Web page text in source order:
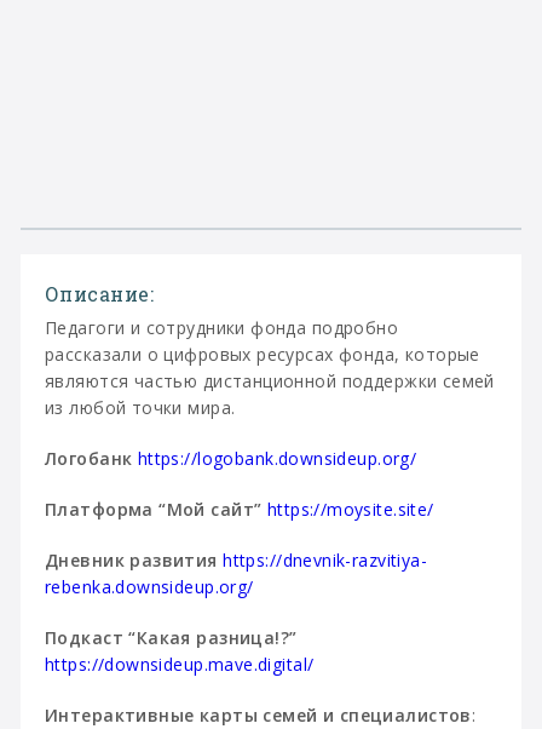
Описание:
Педагоги и сотрудники фонда подробно
рассказали о цифровых ресурсах фонда, которые
являются частью дистанционной поддержки семей
из любой точки мира.
Логобанк https://logobank.downsideup.org/
Платформа “Мой сайт” https://moysite.site/
Дневник развития https://dnevnik-razvitiya-
rebenka.downsideup.org/
Подкаст “Какая разница!?”
https://downsideup.mave.digital/
Интерактивные карты семей и специалистов: